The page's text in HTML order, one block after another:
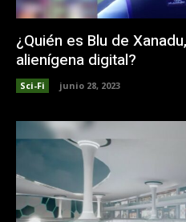
¿Quién es Blu de
alienígena digital?
Sci-Fi junio 28, 2023